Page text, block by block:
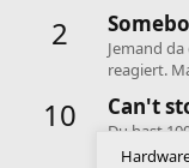
2
Jemand
reagiert.
10 Can't
Du hast
innerhalb